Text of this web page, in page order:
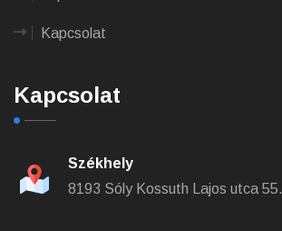
Kapcsolat
Kapcsolat
Székhely
8193 Sóly Kossuth Lajos utca 55.